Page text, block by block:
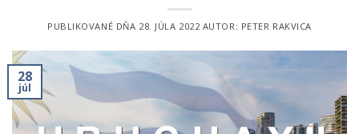
PUBLIKOVANÉ DŇA 28. JÚLA 2022AUTOR: PETER RAKVICA
28
júl